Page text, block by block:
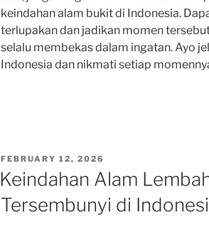
keindahan alam bukit di Indonesia.
terlupakan dan jadikan momen
selalu membekas dalam ingatan. Ayo
Indonesia dan nikmati setiap
POSTED
ON
FEBRUARY 12, 2026
Keindahan Alam
Tersembunyi di